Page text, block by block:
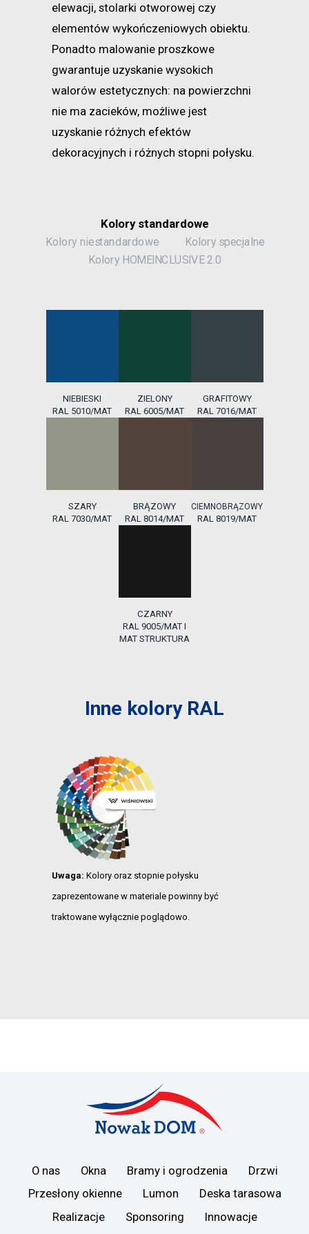
elewacji, stolarki otworowej czy
elementów wykończeniowych obiektu.
Ponadto malowanie proszkowe
gwarantuje uzyskanie wysokich
walorów estetycznych: na powierzchni
nie ma zacieków, możliwe jest
uzyskanie różnych efektów
dekoracyjnych i różnych stopni połysku.
Kolory standardowe
Kolory niestandardowe
Kolory specjalne
Kolory HOMEINCLUSIVE 2.0
NIEBIESKI
RAL 5010/MAT
ZIELONY
RAL 6005/MAT
GRAFITOWY
RAL 7016/MAT
SZARY
RAL 7030/MAT
BRĄZOWY
RAL 8014/MAT
CIEMNOBRĄZOWY
RAL 8019/MAT
CZARNY
RAL 9005/MAT I
MAT STRUKTURA
Inne kolory RAL
Uwaga: Kolory oraz stopnie połysku
zaprezentowane w materiale powinny być
traktowane wyłącznie poglądowo.
O nas Okna Bramy i ogrodzenia
Drzwi
Przesłony okienne
Lumon
Deska tarasowa
Realizacje
Sponsoring
Innowacje